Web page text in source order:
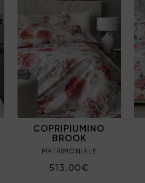
COPRIPIUMINO
BROOK
MATRIMONIALE
513,00€